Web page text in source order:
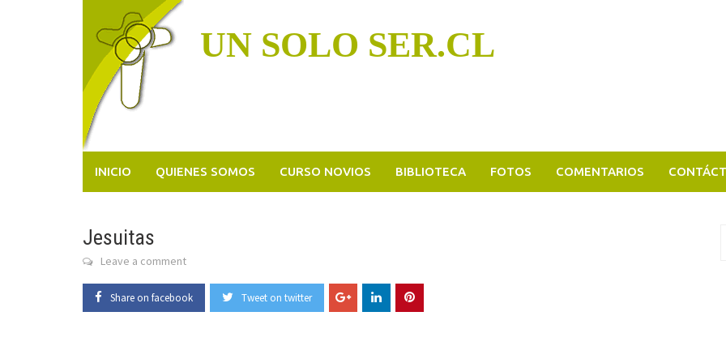
UN SOLO SER.CL
INICIO QUIENES SOMOS CURSO NOVIOS BIBLIOTECA FOTOS COMENTARIOS
Jesuitas
Leave a comment
Share on facebook Tweet on twitter